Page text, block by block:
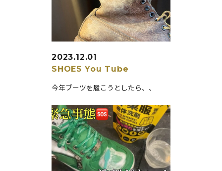
2023.12.01
SHOES You Tube
今年ブーツを履こうとしたら、、